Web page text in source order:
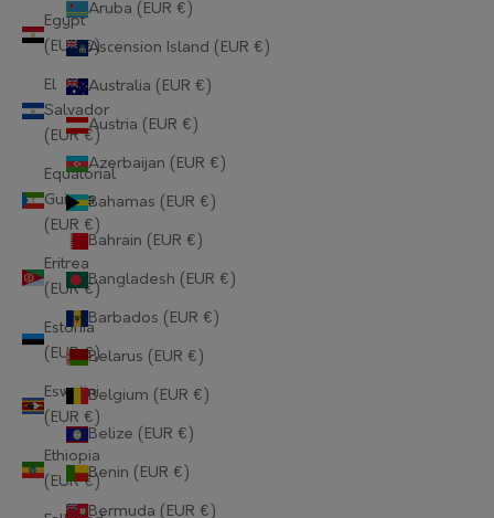
Egypt
(EUR €)
El
Salvador
(EUR €)
Equatorial
Guinea
(EUR €)
Eritrea
(EUR €)
Estonia
(EUR €)
Eswatini
(EUR €)
Ethiopia
(EUR €)
Aruba (EUR €)
Ascension Island (EUR €)
Australia (EUR €)
Austria (EUR €)
Azerbaijan (EUR €)
Bahamas (EUR €)
Bahrain (EUR €)
Bangladesh (EUR €)
Barbados (EUR €)
Belarus (EUR €)
Belgium (EUR €)
Belize (EUR €)
Benin (EUR €)
Bermuda (EUR €)